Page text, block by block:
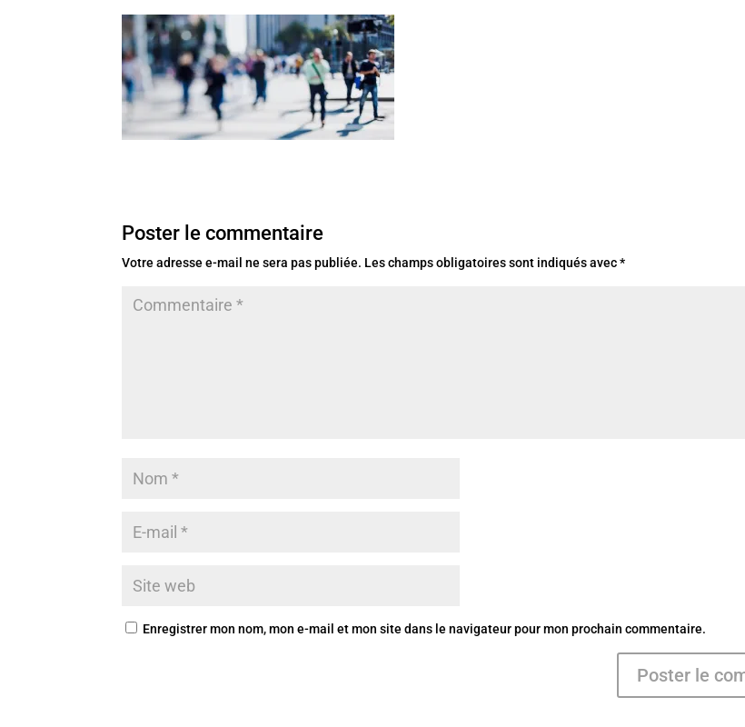
Poster le commentaire
Votre adresse e-mail ne sera pas publiée. Les champs obligatoires sont indiqués avec*
Enregistrer mon nom, mon e-mail et mon site dans le navigateur pour mon prochain commentaire.